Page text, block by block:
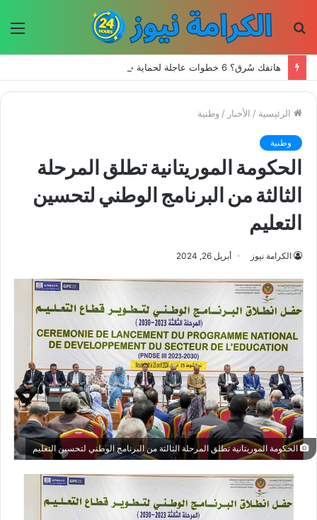
هاتفك سُرق؟ 6 خطوات عاجلة لحماية حساباتك وبياناتك
الرئيسية / الأخبار / وطنية
وطنية
الحكومة الموريتانية تطلق المرحلة
الثالثة من البرنامج الوطني لتحسين
التعليم
الكرامة نيوز أبريل 26, 2024
الحكومة الموريتانية تطلق المرحلة الثالثة من البرنامج الوطني لتحسين التعليم